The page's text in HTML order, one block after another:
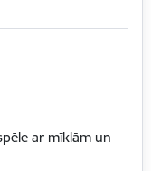
ar mīklām un